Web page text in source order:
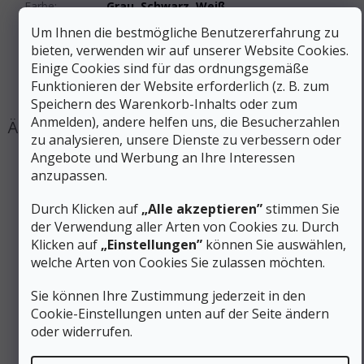
Um Ihnen die bestmögliche Benutzererfahrung zu
bieten, verwenden wir auf unserer Website Cookies.
Einige Cookies sind für das ordnungsgemäße
Funktionieren der Website erforderlich (z. B. zum
Speichern des Warenkorb-Inhalts oder zum
Anmelden), andere helfen uns, die Besucherzahlen
zu analysieren, unsere Dienste zu verbessern oder
Angebote und Werbung an Ihre Interessen
anzupassen.
Durch Klicken auf „Alle akzeptieren”stimmen Sie
der Verwendung aller Arten von Cookies zu. Durch
Klicken auf „Einstellungen” können Sie auswählen,
welche Arten von Cookies Sie zulassen möchten.
Sie können Ihre Zustimmung jederzeit in den
Cookie-Einstellungen unten auf der Seite ändern
oder widerrufen.
Farbe: Grau,Schwarz,Weiß
Größe
03-05, 06-08, 09-11
Produktart :
Socken
Sockenhöhe:
Mittel
#sizes_table#: hidden
58 €